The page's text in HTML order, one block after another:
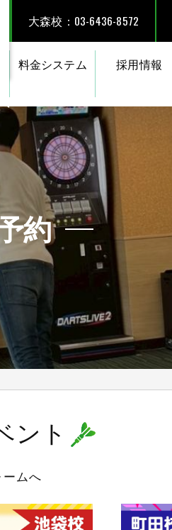
大森校：03-6436-8572
料金システム 採用情報
約
ント
ムへ